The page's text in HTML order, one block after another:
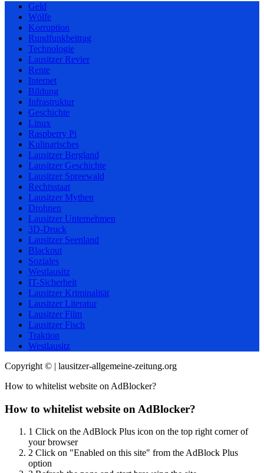
Geld
Wölfe
Korruption
Rundfunkbeitrag
Technologie
Lausitzer Revier
Rente
Internet
Bildung
Infrastruktur
Geschichte
Linux
Raspberry Pi
Kulinarisches
Lausitzer Bergland
Lausitzer Geschichte
Lausitzer Spreewald
Rechtsstaat
Lausitzer Mythen
Drohnen
Lausitzer Unternehmen
3D-Druck
Lausitzer Seenland
Blackout
Soziales
Westlausitz
IT-Sicherheit
Lausitzer Kriminalität
Lausitzer Literatur
Lausitzer Film
Lausitzer Fisch
Traktion
Westlausitz
Copyright © | lausitzer-allgemeine-zeitung.org
How to whitelist website on AdBlocker?
How to whitelist website on AdBlocker?
1 Click on the AdBlock Plus icon on the top right corner of
your browser
2 Click on "Enabled on this site" from the AdBlock Plus
option